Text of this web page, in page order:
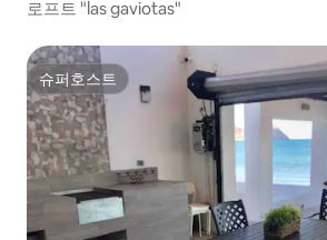
로프트 "las gaviotas"
슈퍼호스트
슈퍼호스트